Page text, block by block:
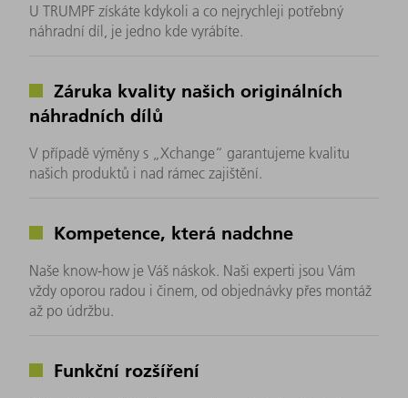
U TRUMPF získáte kdykoli a co nejrychleji potřebný
náhradní díl, je jedno kde vyrábíte.
Záruka kvality našich originálních
náhradních dílů
V případě výměny s „Xchange“ garantujeme kvalitu
našich produktů i nad rámec zajištění.
Kompetence, která nadchne
Naše know-how je Váš náskok. Naši experti jsou Vám
vždy oporou radou i činem, od objednávky přes montáž
až po údržbu.
Funkční rozšíření